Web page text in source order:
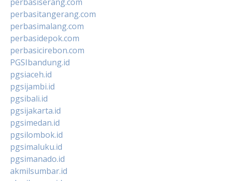
perbasitangerang.com
perbasimalang.com
perbasidepok.com
perbasicirebon.com
PGSIbandung.id
pgsiaceh.id
pgsijambi.id
pgsibali.id
pgsijakarta.id
pgsimedan.id
pgsilombok.id
pgsimaluku.id
pgsimanado.id
akmilsumbar.id